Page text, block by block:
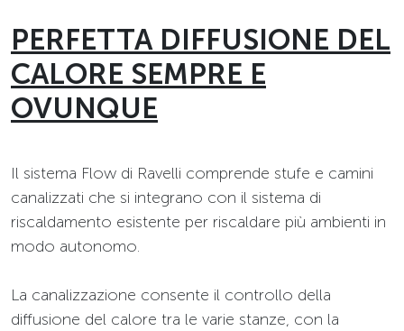
PERFETTA DIFFUSIONE DEL
CALORE SEMPRE E
OVUNQUE
Il sistema Flow di Ravelli comprende stufe e camini
canalizzati che si integrano con il sistema di
riscaldamento esistente per riscaldare più ambienti in
modo autonomo.
La canalizzazione consente il controllo della
diffusione del calore tra le varie stanze, con la